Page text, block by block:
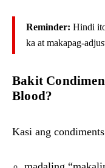
Reminder: Hindi
ka at makapag-
Bakit
Blood?
Kasi ang